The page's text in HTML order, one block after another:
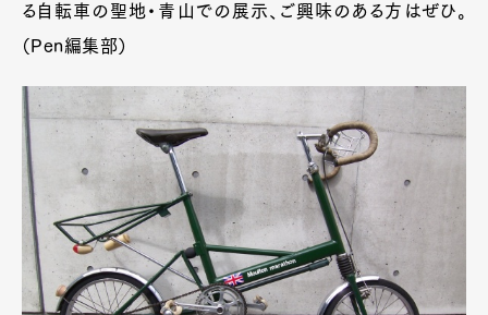
る自転車の聖地・青山での展示、ご興味のある方はぜひ。
（Pen編集部）